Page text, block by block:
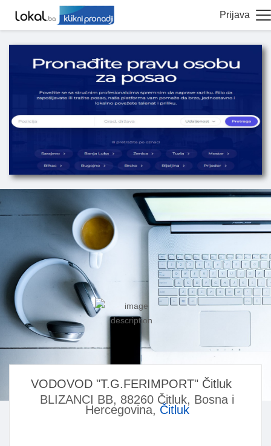
Prijava
VODOVOD "T.G.FERIMPORT" Čitluk
BLIZANCI BB, 88260 Čitluk, Bosna i
Hercegovina, Čitluk